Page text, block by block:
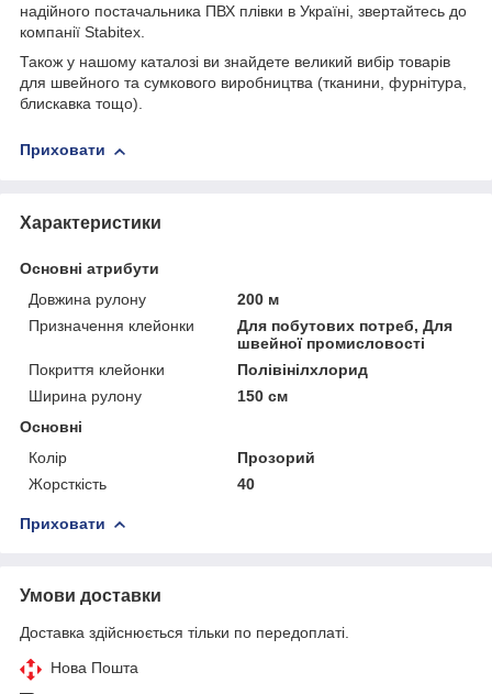
надійного постачальника ПВХ плівки в Україні, звертайтесь до
компанії Stabitex.
Також у нашому каталозі ви знайдете великий вибір товарів
для швейного та сумкового виробництва (тканини, фурнітура,
блискавка тощо).
Приховати
Характеристики
Основні атрибути
Довжина рулону
200 м
Призначення клейонки
Для побутових потреб, Для
швейної промисловості
Покриття клейонки
Полівінілхлорид
Ширина рулону
150 см
Основні
Колір
Прозорий
Жорсткість
40
Приховати
Умови доставки
Доставка здійснюється тільки по передоплаті.
Нова Пошта